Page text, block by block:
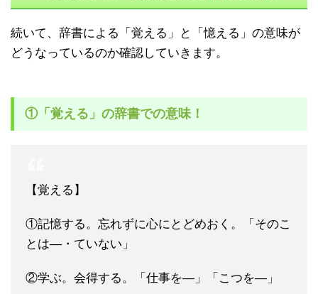
続いて、辞書による「覚える」と「憶える」の意味が
どうなっているのか確認していきます。
①「覚える」の辞書での意味！
【覚える】
①記憶する。忘れずに心にとどめおく。「そのこ
とは―・ていない」
②学ぶ。会得する。「仕事を―」「こつを―」